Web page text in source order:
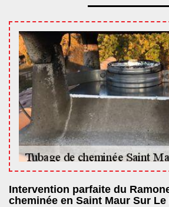
Intervention parfaite du
cheminée en Saint Maur Sur